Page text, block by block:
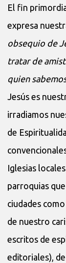
El fin
expresa
obsequio de
tratar de
quien
Jesús es
irradiamos
de
Iglesias
parroquias
ciudades
de nuestro
escritos de
editoriales),